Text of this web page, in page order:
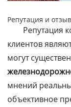
Репутация и
Репутация
клиентов
могут
мнений
объективное